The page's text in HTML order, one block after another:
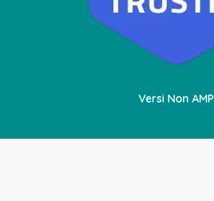
Versi Non AMP